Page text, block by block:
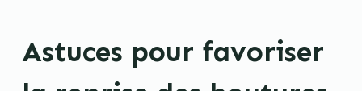
Astuces pour favoriser